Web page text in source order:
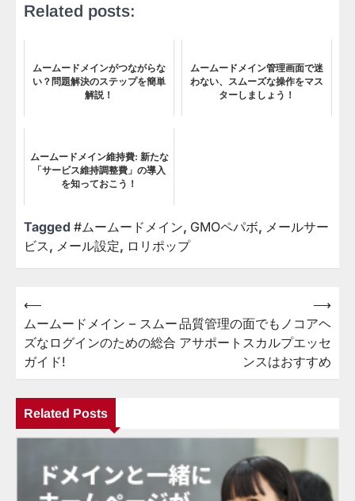
Related posts:
ムームードメインがつながらな
い？問題解決のステップを簡単
解説！
ムームードメイン管理画面で迷
わない、スムーズな操作をマス
ターしましょう！
ムームードメイン維持費: 新たな
「サービス維持調整費」の導入
を知っておこう！
Tagged #ムームードメイン, GMOペパボ, メールサー
ビス, メール設定, ロリポップ
投
稿
ナ
ビ
ゲ
ー
⟵
ムームードメイン – スムー
ズなログインのための総合
ガイド!
品質管理の面でもノコアヘ
アサポートスカルプエッセ
ンスはおすすめ
⟶
Related Posts